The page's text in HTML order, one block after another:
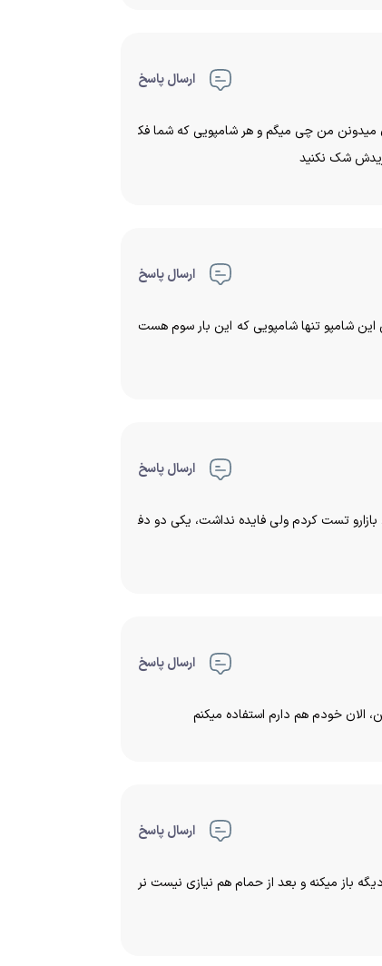
ارسال پاسخ
میدونن من چی میگم و هر شامپویی که شما فک
شک نکنید
ارسال پاسخ
شامپو تنها شامپویی که این بار سوم هست
ارسال پاسخ
تست کردم ولی فایده نداشت، یکی دو دف
ارسال پاسخ
الان خودم هم دارم استفاده ميكنم
ارسال پاسخ
باز ميكنه و بعد از حمام هم نيازي نيست نر